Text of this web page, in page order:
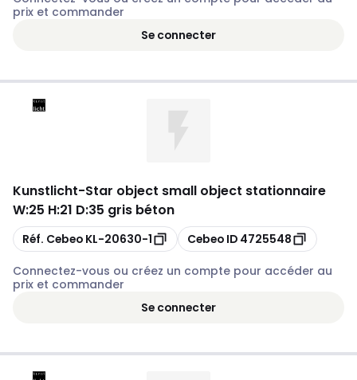
prix et commander
Se connecter
Kunstlicht-Star object small object stationnaire
W:25 H:21 D:35 gris béton
Copier
Réf. Cebeo KL-20630-1 Copier
Cebeo ID 4725548
Connectez-vous ou créez un compte pour accéder au
prix et commander
Se connecter